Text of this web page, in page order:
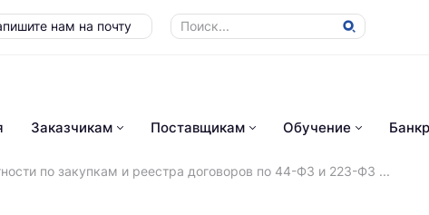
нам на почту
Заказчикам Поставщикам Обучение
по закупкам и реестра договоров по 44-ФЗ и 223-ФЗ ...